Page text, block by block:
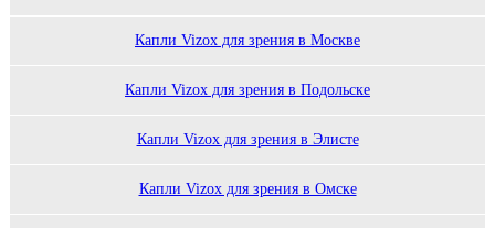
Капли Vizox для зрения в Москве
Капли Vizox для зрения в Подольске
Капли Vizox для зрения в Элисте
Капли Vizox для зрения в Омске